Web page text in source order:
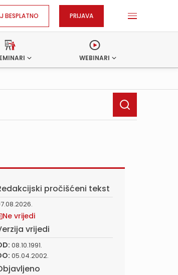
BESPLATNO PRIJAVA
WEBINARI
pročišćeni tekst
Ne vrijedi
vrijedi
08.10.1991.
05.04.2002.